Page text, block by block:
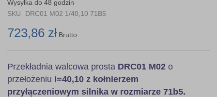
the
images
Wysyłka do 48 godzin
SKU
DRC01 M02 1/40,10 71B5
723,86 zł Brutto
Przekładnia walcowa prosta DRC01 M02 o
przełożeniu i=40,10 z kołnierzem
przyłączeniowym silnika w rozmiarze 71b5.